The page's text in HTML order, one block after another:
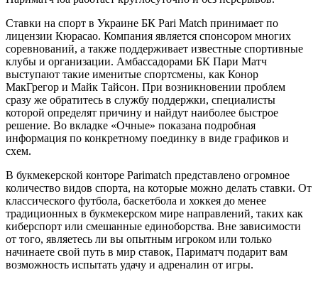
Ставки на спорт в Украине БК Pari Match принимает по
лицензии Кюрасао. Компания является спонсором многих
соревнований, а также поддерживает известные спортивные
клубы и организации. Амбассадорами БК Пари Матч
выступают такие именитые спортсмены, как Конор
МакГрегор и Майк Тайсон. При возникновении проблем
сразу же обратитесь в службу поддержки, специалисты
которой определят причину и найдут наиболее быстрое
решение. Во вкладке «Очные» показана подробная
информация по конкретному поединку в виде графиков и
схем.
В букмекерской конторе Parimatch представлено огромное
количество видов спорта, на которые можно делать ставки. От
классического футбола, баскетбола и хоккея до менее
традиционных в букмекерском мире направлений, таких как
киберспорт или смешанные единоборства. Вне зависимости
от того, являетесь ли вы опытным игроком или только
начинаете свой путь в мир ставок, Париматч подарит вам
возможность испытать удачу и адреналин от игры.